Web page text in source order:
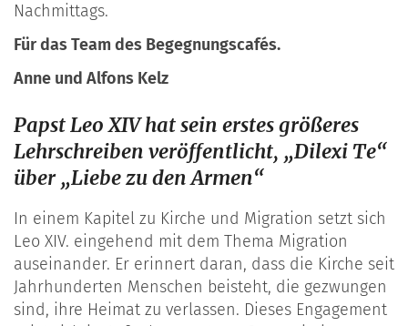
Nachmittags.
Für das Team des Begegnungscafés.
Anne und Alfons Kelz
Papst Leo XIV hat sein erstes größeres
Lehrschreiben veröffentlicht, „Dilexi Te“
über „Liebe zu den Armen“
In einem Kapitel zu Kirche und Migration setzt sich
Leo XIV. eingehend mit dem Thema Migration
auseinander. Er erinnert daran, dass die Kirche seit
Jahrhunderten Menschen beisteht, die gezwungen
sind, ihre Heimat zu verlassen. Dieses Engagement